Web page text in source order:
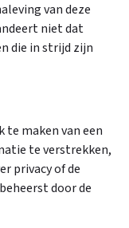
van deze
niet dat
die in strijd zijn
te maken van een
te verstrekken,
privacy of de
door de